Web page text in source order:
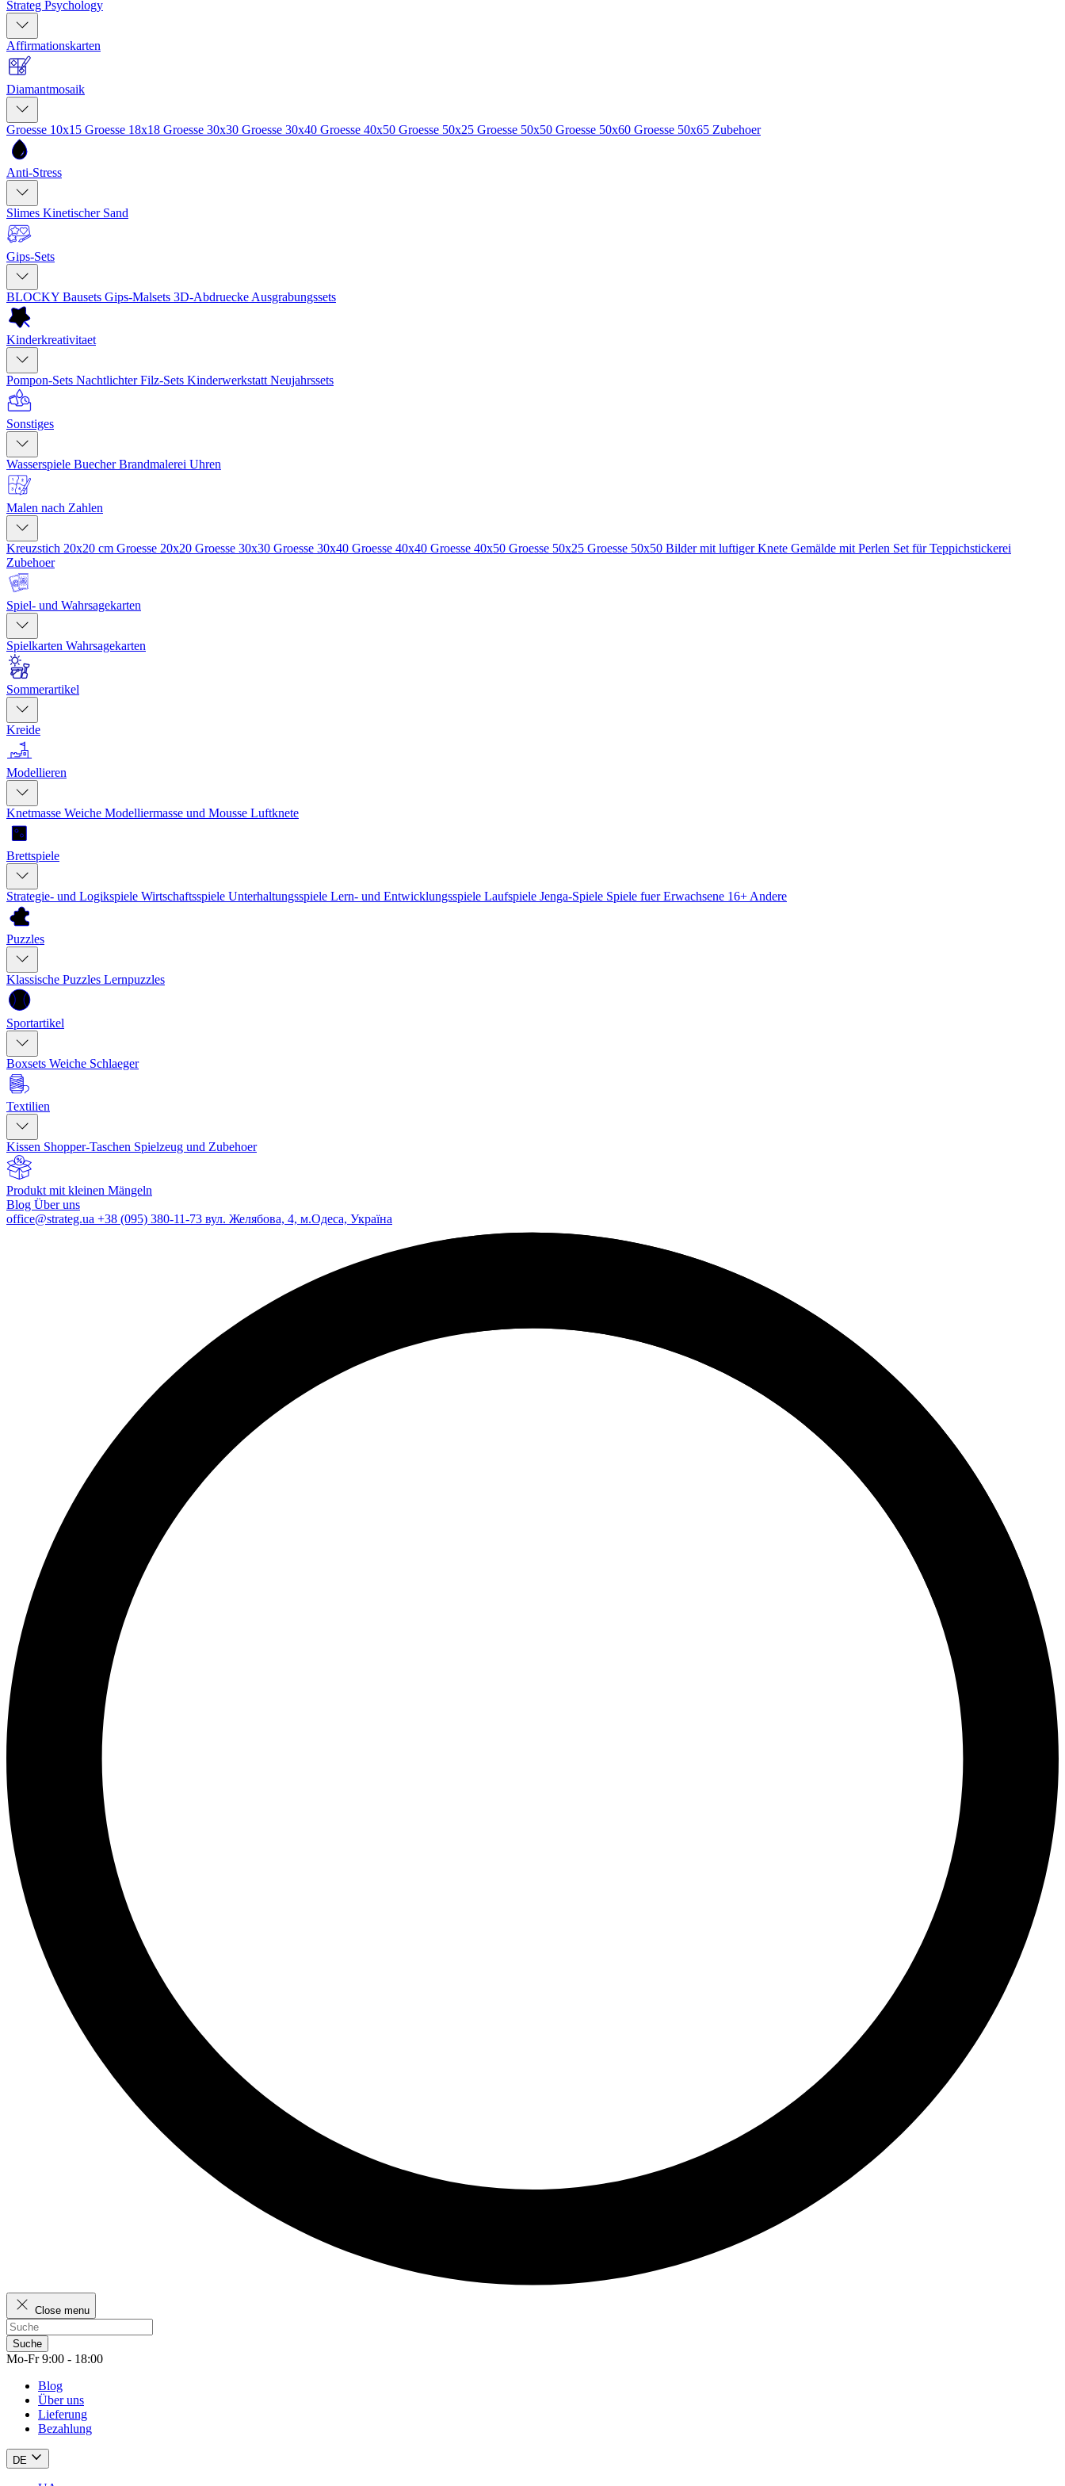
Strateg Psychology
Affirmationskarten
Diamantmosaik
Groesse 10x15 Groesse 18x18 Groesse 30x30 Groesse 30x40 Groesse 40x50 Groesse 50x25 Groesse 50x50 Groesse 50x60 Groesse 50x65 Zubehoer
Anti-Stress
Slimes Kinetischer Sand
Gips-Sets
BLOCKY Bausets Gips-Malsets 3D-Abdruecke Ausgrabungssets
Kinderkreativitaet
Pompon-Sets NachtlichterFilz-Sets Kinderwerkstatt Neujahrssets
Sonstiges
Wasserspiele BuecherBrandmalerei Uhren
Malen nach Zahlen
Kreuzstich 20x20 cm Groesse 20x20 Groesse 30x30 Groesse 30x40 Groesse 40x40 Groesse 40x50 Groesse 50x25 Groesse 50x50 Bilder mit luftiger Knete Gemälde mit Perlen Set für Teppichstickerei
Zubehoer
Spiel- und Wahrsagekarten
Spielkarten Wahrsagekarten
Sommerartikel
Kreide
Modellieren
Knetmasse Weiche Modelliermasse und Mousse Luftknete
Brettspiele
Strategie- und Logikspiele Wirtschaftsspiele Unterhaltungsspiele Lern- und Entwicklungsspiele Laufspiele Jenga-Spiele Spiele fuer Erwachsene 16+ Andere
Puzzles
Klassische Puzzles Lernpuzzles
Sportartikel
Boxsets Weiche Schlaeger
Textilien
Kissen Shopper-Taschen Spielzeug und Zubehoer
Produkt mit kleinen Mängeln
Blog Über uns
office@strateg.ua +38 (095) 380-11-73 вул. Желябова, 4, м.Одеса, Україна
Close menu
Suche
Mo-Fr 9:00 - 18:00
Blog
Über uns
Lieferung
Bezahlung
DE